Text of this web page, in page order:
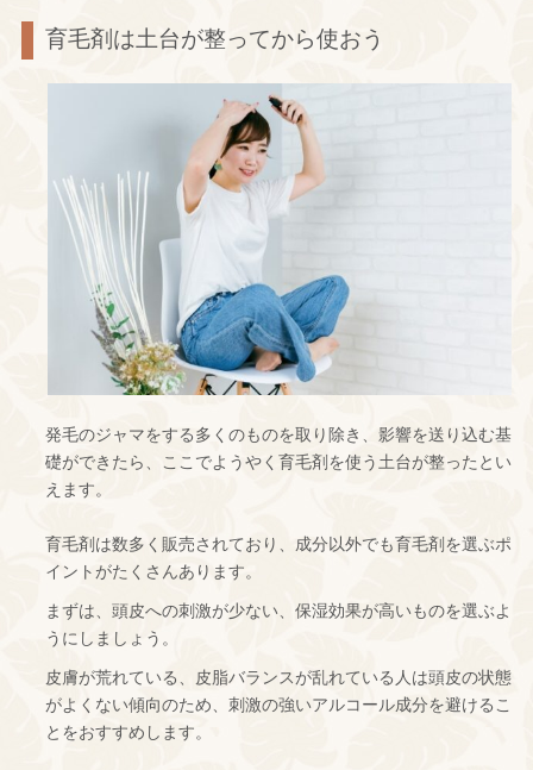
育毛剤は土台が整ってから使おう
発毛のジャマをする多くのものを取り除き、影響を送り込む基
礎ができたら、ここでようやく育毛剤を使う土台が整ったとい
えます。
育毛剤は数多く販売されており、成分以外でも育毛剤を選ぶポ
イントがたくさんあります。
まずは、頭皮への刺激が少ない、保湿効果が高いものを選ぶよ
うにしましょう。
皮膚が荒れている、皮脂バランスが乱れている人は頭皮の状態
がよくない傾向のため、刺激の強いアルコール成分を避けるこ
とをおすすめします。